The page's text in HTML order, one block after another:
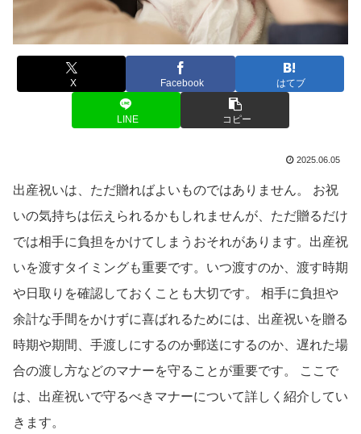
X Facebook はてブ
LINE コピー
2025.06.05
出産祝いは、ただ贈ればよいものではありません。 お祝
いの気持ちは伝えられるかもしれませんが、ただ贈るだけ
では相手に負担をかけてしまうおそれがあります。出産祝
いを渡すタイミングも重要です。いつ渡すのか、渡す時期
や日取りを確認しておくことも大切です。 相手に負担や
余計な手間をかけずに喜ばれるためには、出産祝いを贈る
時期や期間、手渡しにするのか郵送にするのか、遅れた場
合の渡し方などのマナーを守ることが重要です。 ここで
は、出産祝いで守るべきマナーについて詳しく紹介してい
きます。